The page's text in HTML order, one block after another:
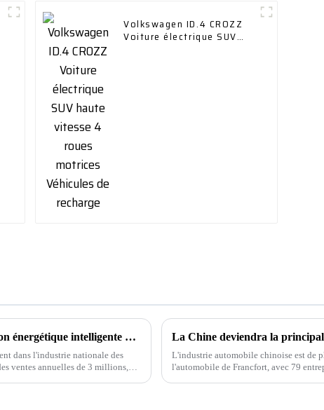
Volkswagen ID.4 CROZZ
Voiture électrique SUV
16 janvier 2024 Journée de rêve BYD. Fusion énergétique intelligente 1+1＞2
dans l'industrie nationale des
ventes annuelles de 3 millions,
L'industrie automobile chinoise est de
l'automobile de Francfort, avec 79